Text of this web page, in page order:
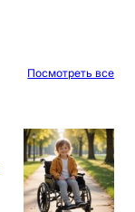
Посмотреть все